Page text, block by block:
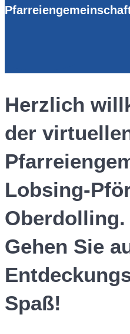
Herzlich
der
Lobsing-
Oberdolling.
Gehen Sie
Spaß!